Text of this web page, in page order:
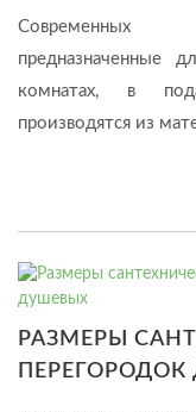
Современных
предназначенные
комнатах, в
производятся из
РАЗМЕРЫ